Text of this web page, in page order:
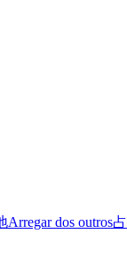
Arregar dos outros